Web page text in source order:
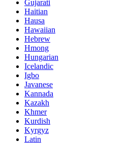
Gujarati
Haitian
Hausa
Hawaiian
Hebrew
Hmong
Hungarian
Icelandic
Igbo
Javanese
Kannada
Kazakh
Khmer
Kurdish
Kyrgyz
Latin